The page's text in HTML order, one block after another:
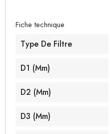
Fiche technique
Type De Filtre
D1 (mm)
D2 (mm)
D3 (mm)